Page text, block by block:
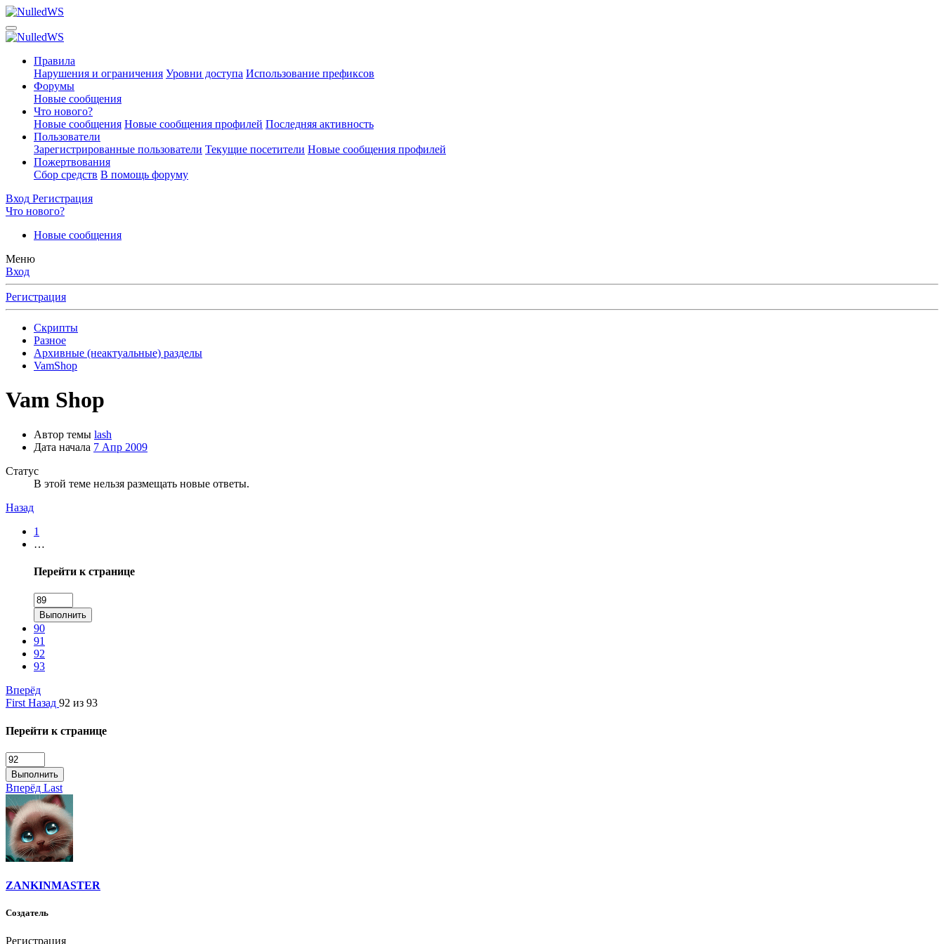
Правила
Нарушения и ограничения Уровни доступа Использование префиксов
Форумы
Новые сообщения
Что нового?
Новые сообщения Новые сообщения профилей Последняя активность
Пользователи
Зарегистрированные пользователи Текущие посетители Новые сообщения профилей
Пожертвования
Сбор средств В помощь форуму
Вход Регистрация
Что нового?
Новые сообщения
Меню
Вход
Регистрация
Скрипты
Разное
Архивные (неактуальные) разделы
VamShop
Vam Shop
Автор темы lash
Дата начала 7 Апр 2009
Статус
В этой теме нельзя размещать новые ответы.
Назад
1
…
Перейти к странице
Выполнить
90
91
92
93
Вперёд
First Назад 92 из 93
Перейти к странице
Выполнить
Вперёд Last
ZANKINMASTER
Создатель
Регистрация